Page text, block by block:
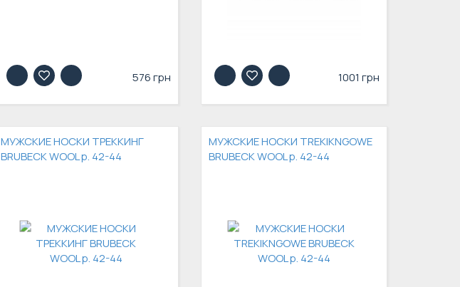
576 грн 1001 грн
МУЖСКИЕ НОСКИ ТРЕККИНГ
BRUBECK WOOL р. 42-44
МУЖСКИЕ НОСКИ TREKIKNGOWE
BRUBECK WOOL р. 42-44